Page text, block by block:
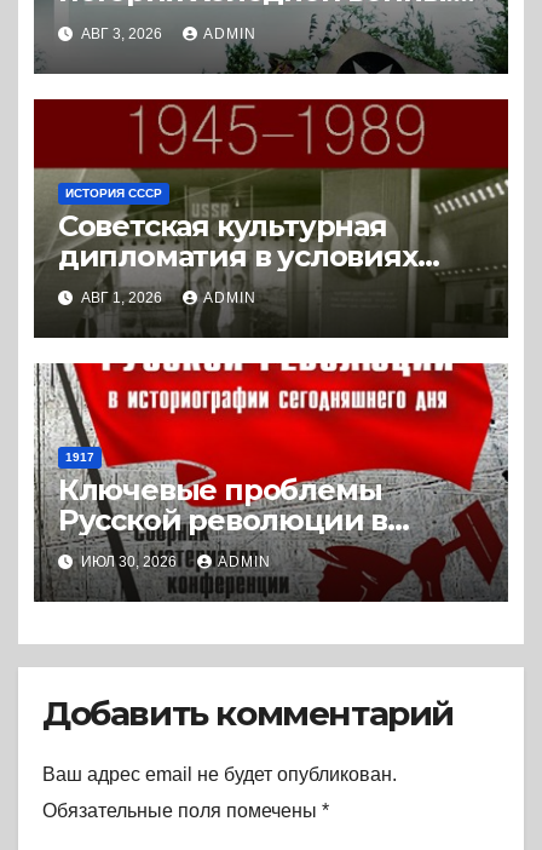
истории с Востока и Запада
(2023) * Реферат книги
АВГ 3, 2026 ADMIN
ИСТОРИЯ СССР
Советская культурная
дипломатия в условиях
Холодной войны. 1945-1989.
(2018) * Книга
АВГ 1, 2026 ADMIN
1917
Ключевые проблемы
Русской революции в
историографии
сегодняшнего дня (2024) *
Книга
ИЮЛ 30, 2026 ADMIN
Добавить комментарий
Ваш адрес email не будет опубликован.
Обязательные поля помечены *